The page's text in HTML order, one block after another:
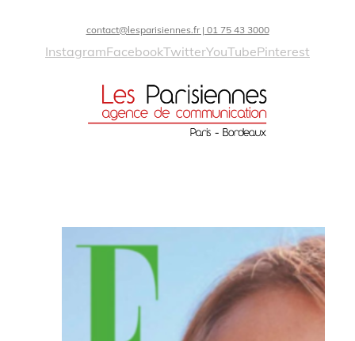
contact@lesparisiennes.fr | 01 75 43 3000
InstagramFacebookTwitterYouTubePinterest